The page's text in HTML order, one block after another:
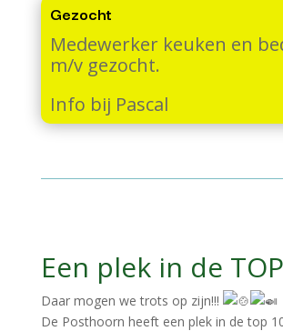
Gezocht
Medewerker keuken en
m/v gezocht.
Info bij Pascal
Een plek in de
Daar mogen we trots op zijn!!!
De Posthoorn heeft een plek in de top